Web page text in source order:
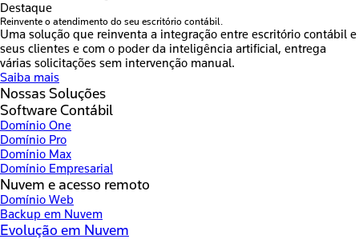
Destaque
Reinvente o atendimento do seu escritório contábil.
Uma solução que reinventa a integração entre escritório contábil e
seus clientes e com o poder da inteligência artificial, entrega
várias solicitações sem intervenção manual.
Saiba mais
Nossas Soluções
Software Contábil
Domínio One
Domínio Pro
Domínio Max
Domínio Empresarial
Nuvem e acesso remoto
Domínio Web
Backup em Nuvem
Evolução em Nuvem